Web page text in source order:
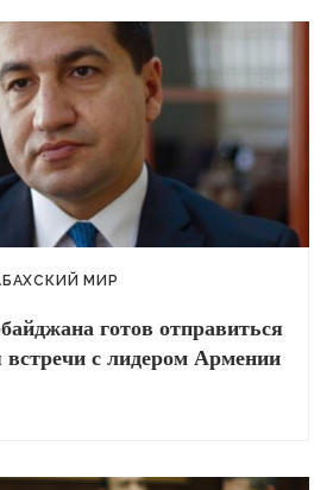
МИР
готов отправиться
с лидером Армении